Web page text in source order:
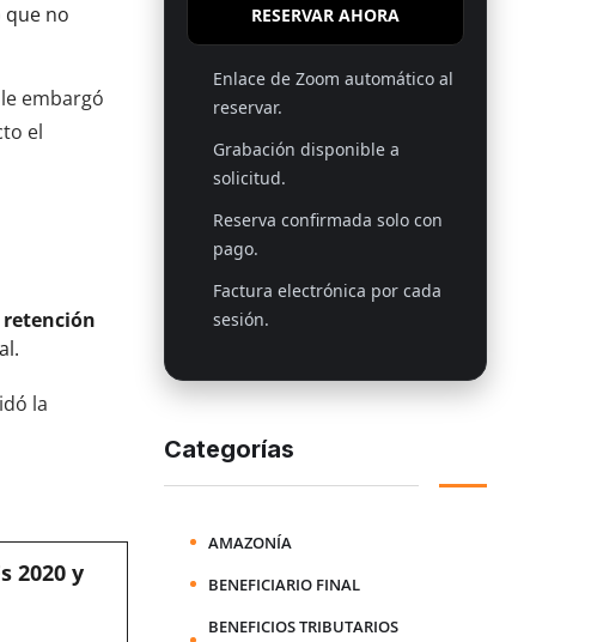
que no
embargó
el
retención
la
2020 y
RESERVAR AHORA
Enlace de Zoom automático al
reservar.
Grabación disponible a
solicitud.
Reserva confirmada solo con
pago.
Factura electrónica por cada
sesión.
Categorías
AMAZONÍA
BENEFICIARIO FINAL
BENEFICIOS TRIBUTARIOS